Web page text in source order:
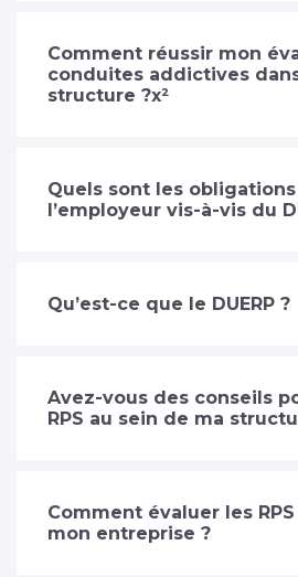
Comment réussir mon
conduites addictives
structure ?x²
Quels sont les
l’employeur vis-à-vis du
Qu’est-ce que le DUERP ?
Avez-vous des conseils
RPS au sein de ma
Comment évaluer les
mon entreprise ?